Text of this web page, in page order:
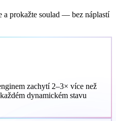
a prokažte soulad — bez náplastí
zachytí 2–3× více než
dynamickém stavu